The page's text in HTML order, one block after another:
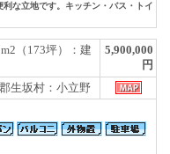
な立地です。キッチン・バス・トイ
（173坪）：建
5,900,000
円
生坂村：小立野